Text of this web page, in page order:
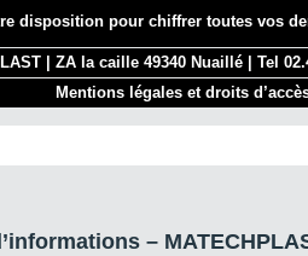
disposition pour chiffrer toutes vos
| ZA la caille 49340 Nuaillé | Tel
Mentions légales et droits
–